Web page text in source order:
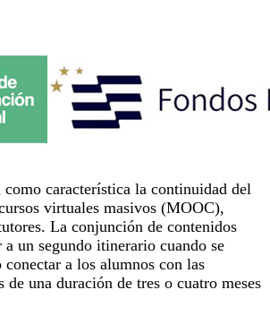
característica la continuidad del
virtuales masivos (MOOC),
La conjunción de contenidos
un segundo itinerario cuando se
a los alumnos con las
una duración de tres o cuatro meses